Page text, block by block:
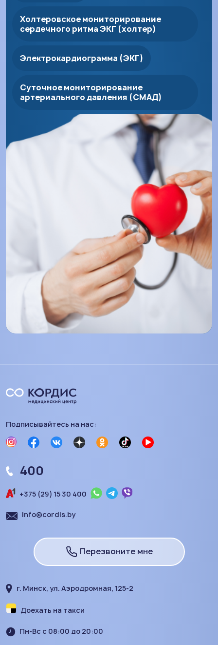
Холтеровское мониторирование
сердечного ритма ЭКГ (холтер)
Электрокардиограмма (ЭКГ)
Суточное мониторирование
артериального давления (СМАД)
Подписывайтесь на нас:
г. Минск, ул. Аэродромная, 125-2
Доехать на такси
Пн-Вс с 08:00 до 20:00
400
+375 (29) 15 30 400
info@cordis.by
Перезвоните мне